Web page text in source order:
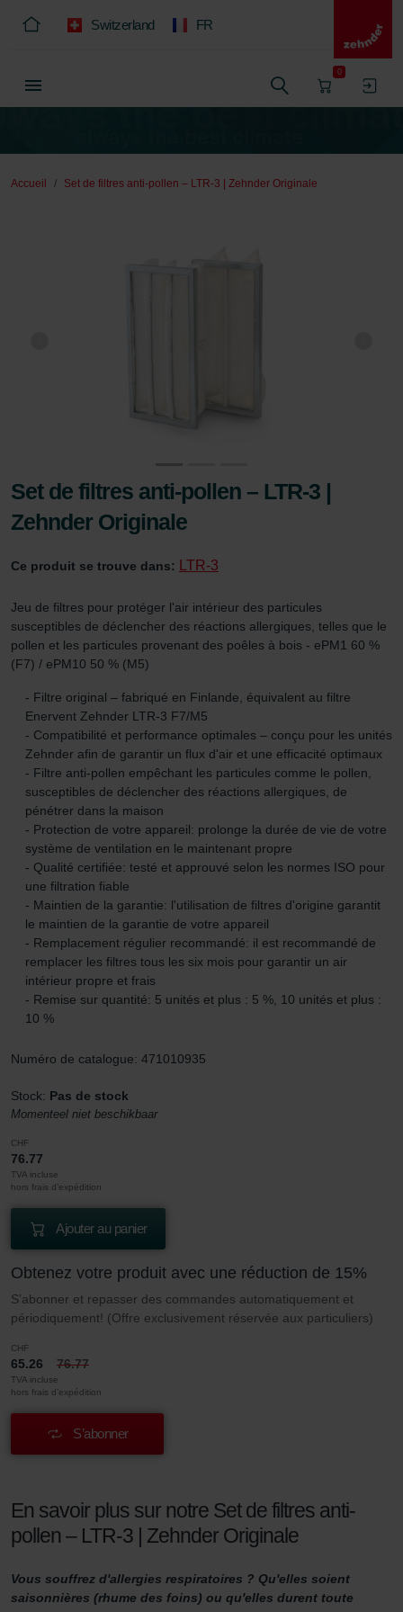
Switzerland FR
0
Accueil Set de filtres anti-pollen – LTR-3 | Zehnder Originale
Set de filtres anti-pollen – LTR-3 |
Zehnder Originale
Ce produit se trouve dans: LTR-3
Jeu de filtres pour protéger l'air intérieur des particules
susceptibles de déclencher des réactions allergiques, telles que le
pollen et les particules provenant des poêles à bois - ePM1 60 %
(F7) / ePM10 50 % (M5)
- Filtre original – fabriqué en Finlande, équivalent au filtre
Enervent Zehnder LTR-3 F7/M5
- Compatibilité et performance optimales – conçu pour les unités
Zehnder afin de garantir un flux d'air et une efficacité optimaux
- Filtre anti-pollen empêchant les particules comme le pollen,
susceptibles de déclencher des réactions allergiques, de
pénétrer dans la maison
- Protection de votre appareil: prolonge la durée de vie de votre
système de ventilation en le maintenant propre
- Qualité certifiée: testé et approuvé selon les normes ISO pour
une filtration fiable
- Maintien de la garantie: l'utilisation de filtres d'origine garantit
le maintien de la garantie de votre appareil
- Remplacement régulier recommandé: il est recommandé de
remplacer les filtres tous les six mois pour garantir un air
intérieur propre et frais
- Remise sur quantité: 5 unités et plus : 5 %, 10 unités et plus :
10 %
Numéro de catalogue: 471010935
Stock: Pas de stock
Momenteel niet beschikbaar
CHF
76.77
TVA incluse
hors frais d’expédition
Ajouter au panier
Obtenez votre produit avec une réduction de 15%
S’abonner et repasser des commandes automatiquement et
périodiquement! (Offre exclusivement réservée aux particuliers)
CHF
65.26 76.77
TVA incluse
hors frais d’expédition
S’abonner
En savoir plus sur notre Set de filtres anti-
pollen – LTR-3 | Zehnder Originale
Vous souffrez d'allergies respiratoires ? Qu'elles soient
saisonnières (rhume des foins) ou qu'elles durent toute